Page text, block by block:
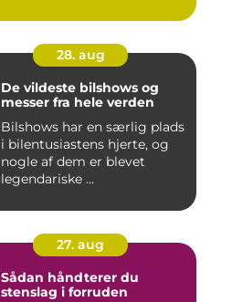
28. aug
De vildeste bilshows og
messer fra hele verden
Bilshows har en særlig plads
i bilentusiastens hjerte, og
nogle af dem er blevet
legendariske ...
27. aug
Sådan håndterer du
stenslag i forruden